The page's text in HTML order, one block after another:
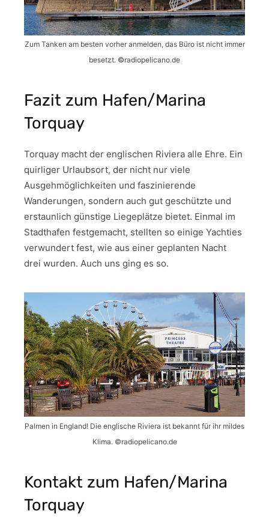
Zum Tanken am besten vorher anmelden, das Büro ist nicht immer
besetzt. ©radiopelicano.de
Fazit zum Hafen/Marina
Torquay
Torquay macht der englischen Riviera alle Ehre. Ein
quirliger Urlaubsort, der nicht nur viele
Ausgehmöglichkeiten und faszinierende
Wanderungen, sondern auch gut geschützte und
erstaunlich günstige Liegeplätze bietet. Einmal im
Stadthafen festgemacht, stellten so einige Yachties
verwundert fest, wie aus einer geplanten Nacht
drei wurden. Auch uns ging es so.
Palmen in England! Die englische Riviera ist bekannt für ihr mildes
Klima. ©radiopelicano.de
Kontakt zum Hafen/Marina
Torquay